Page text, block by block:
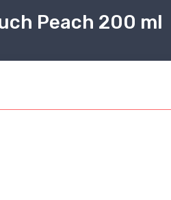
Peach 200 ml